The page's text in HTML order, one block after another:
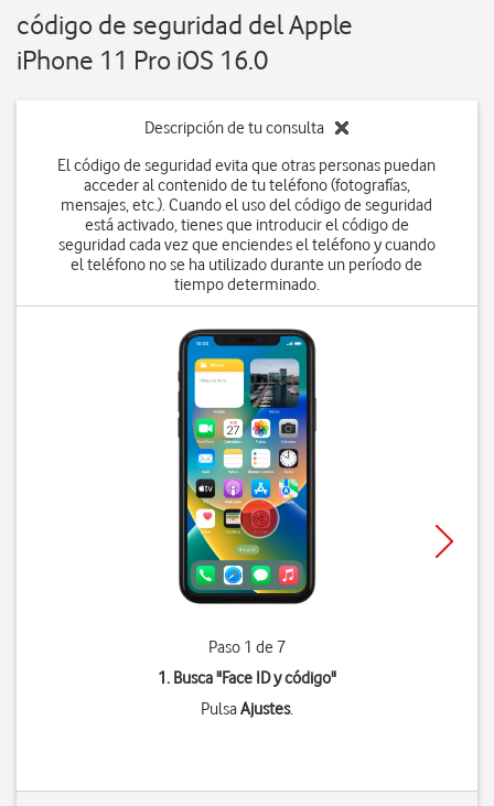
código de seguridad del Apple
iPhone 11 Pro iOS 16.0
Descripción de tu consulta
El código de seguridad evita que otras personas puedan
acceder al contenido de tu teléfono (fotografías,
mensajes, etc.). Cuando el uso del código de seguridad
está activado, tienes que introducir el código de
seguridad cada vez que enciendes el teléfono y cuando
el teléfono no se ha utilizado durante un período de
tiempo determinado.
Paso 1 de 7
1. Busca "Face ID y código"
PulsaAjustes.